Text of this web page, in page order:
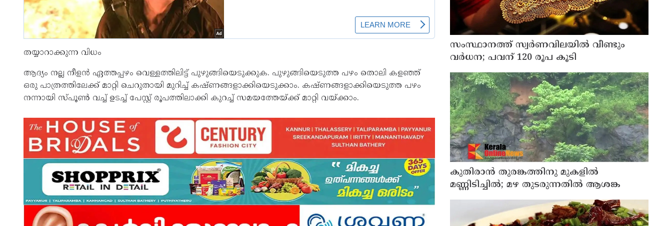
തയ്യാറാക്കുന്ന വിധം
ആദ്യം നല്ല നീളൻ ഏത്തപ്പഴം വെള്ളത്തിലിട്ട് പുഴുങ്ങിയെടുക്കുക. പുഴുങ്ങിയെടുത്ത പഴം തൊലി കളഞ്ഞ്
ഒരു പാത്രത്തിലേക്ക് മാറ്റി ചെറുതായി മുറിച്ച് കഷ്‌ണങ്ങളാക്കിയെടുക്കാം. കഷ്‌ണങ്ങളാക്കിയെടുത്ത പഴം
നന്നായി സ്‌പൂണ്‍ വച്ച് ഉടച്ച് പേസ്റ്റ് രൂപത്തിലാക്കി കുറച്ച് സമയത്തേയ്‌ക്ക് മാറ്റി വയ്‌ക്കാം.
സംസ്ഥാനത്ത് സ്വര്‍ണവിലയില്‍ വീണ്ടും
വര്‍ധന; പവന് 120 രൂപ കൂടി
കുതിരാന്‍ തുരങ്കത്തിനു മുകളില്‍
മണ്ണിടിച്ചില്‍; മഴ തുടരുന്നതിൽ ആശങ്ക